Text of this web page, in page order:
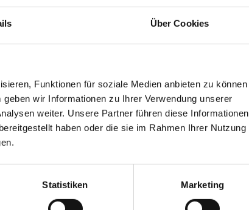
Über Cookies
Funktionen für soziale Medien anbieten zu können
wir Informationen zu Ihrer Verwendung unserer
weiter. Unsere Partner führen diese Informationen
haben oder die sie im Rahmen Ihrer Nutzung
Statistiken Marketing